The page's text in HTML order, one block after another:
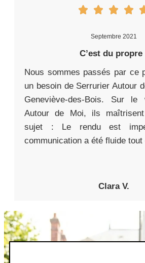
Septembre 2021
C’est du propre
Nous sommes passés par ce
un besoin de Serrurier Autour
Geneviève-des-Bois. Sur le
Autour de Moi, ils
sujet : Le rendu est
communication a été fluide tout
Clara V.